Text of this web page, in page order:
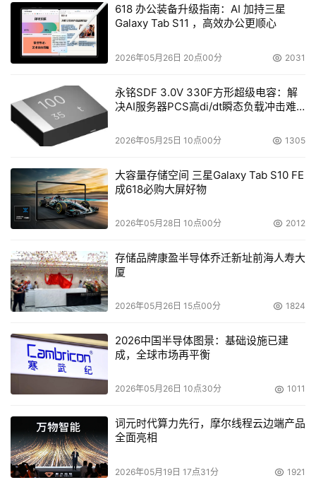
LSI公司的渠道营销和业务发展高级总监Joe Leader说：
“WD Caviar（鱼子酱）RE2 400GB硬盘是SATA-SAS混合
型企业架构发展的重要里程碑，在业界首次实现了SAS与新
容量WD Caviar（鱼子酱）RE2是对LSI逻辑的MegaRAID
SATA 300-8X和MegaRAID SAS产品的有效补充。市场上
对于大容量和高可靠性的硬盘需求很大，并且这种需求仍在
持续增长，这正是新一代SATA和SAS进入市场的最佳时
机。
西部数据企业级产品市场总监Hubbert Smith先生表
示：“此次访问中国让我感到非常高兴，也非常振奋。中国
司一直以来对于中国的存储市场，尤其是企业级存储市场都
十分重视。由于策略性地对中国持续大力地进行投入，我们
很高兴地看到西部数据在中国的团队和业务不断壮大，我们
求的优质产品。”
本文来源于DOIT传媒，文章内容仅供参考，不构成投资建议。
618 办公装备升级指南：AI 加持三星
Galaxy Tab S11 ，高效办公更顺心
2026年05月26日 20点00分 2031
永铭SDF 3.0V 330F方形超级电容：解
决AI服务器PCS高di/dt瞬态负载冲击难
2026年05月25日 10点00分 1305
大容量存储空间 三星Galaxy Tab S10 FE
成618必购大屏好物
2026年05月28日 10点00分 2012
存储品牌康盈半导体乔迁新址前海人寿大
厦
2026年05月26日 15点00分 1824
2026中国半导体图景：基础设施已建
成，全球市场再平衡
2026年05月26日 10点30分 1011
词元时代算力先行，摩尔线程云边端产品
全面亮相
2026年05月19日 17点31分 1921